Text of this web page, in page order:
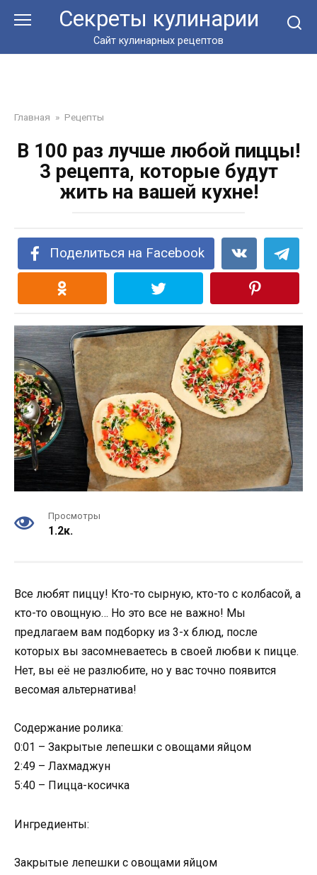
Секреты кулинарии
Сайт кулинарных рецептов
Главная » Рецепты
В 100 раз лучше любой пиццы!
3 рецепта, которые будут
жить на вашей кухне!
Поделиться на Facebook
Просмотры
1.2к.
Все любят пиццу! Кто-то сырную, кто-то с колбасой, а
кто-то овощную… Но это все не важно! Мы
предлагаем вам подборку из 3-х блюд, после
которых вы засомневаетесь в своей любви к пицце.
Нет, вы её не разлюбите, но у вас точно появится
весомая альтернатива!
Содержание ролика:
0:01 – Закрытые лепешки с овощами яйцом
2:49 – Лахмаджун
5:40 – Пицца-косичка
Ингредиенты:
Закрытые лепешки с овощами яйцом